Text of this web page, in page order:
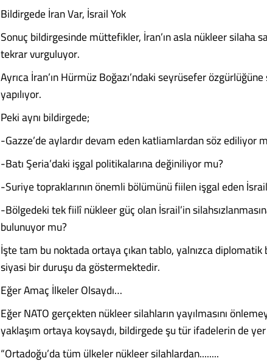
Bildirgede İran Var, İsrail Yok
Sonuç bildirgesinde müttefikler, İran’ın asla nükleer silaha
tekrar vurguluyor.
Ayrıca İran’ın Hürmüz Boğazı’ndaki seyrüsefer
yapılıyor.
Peki aynı bildirgede;
-Gazze’de aylardır devam eden katliamlardan söz ediliyor
-Batı Şeria’daki işgal politikalarına değiniliyor mu?
-Suriye topraklarının önemli bölümünü fiilen işgal eden
-Bölgedeki tek fiilî nükleer güç olan İsrail’in
bulunuyor mu?
İşte tam bu noktada ortaya çıkan tablo, yalnızca
siyasi bir duruşu da göstermektedir.
Eğer Amaç İlkeler Olsaydı…
Eğer NATO gerçekten nükleer silahların yayılmasını
yaklaşım ortaya koysaydı, bildirgede şu tür ifadelerin de
“Ortadoğu’da tüm ülkeler nükleer silahlardan........